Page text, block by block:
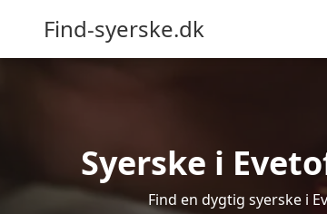
Find-syerske.dk
Syerske i
Find en dygtig syerske i